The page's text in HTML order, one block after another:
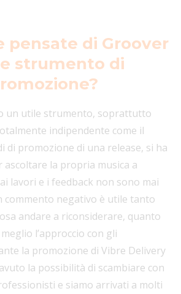
pensate di Groover
strumento di
un utile strumento, soprattutto
indipendente come il
di promozione di una release, si ha
ascoltare la propria musica a
lavori e i feedback non sono mai
commento negativo è utile tanto
andare a riconsiderare, quanto
l’approccio con gli
la promozione di Vibre Delivery
la possibilità di scambiare con
e siamo arrivati a molti